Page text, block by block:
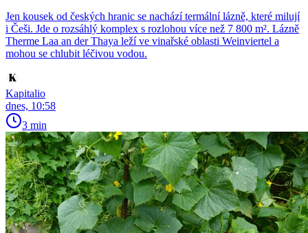
Jen kousek od českých hranic se nachází termální lázně, které milují
i Češi. Jde o rozsáhlý komplex s rozlohou více než 7 800 m². Lázně
Therme Laa an der Thaya leží ve vinařské oblasti Weinviertel a
mohou se chlubit léčivou vodou.
Kapitalio
dnes, 10:58
3 min